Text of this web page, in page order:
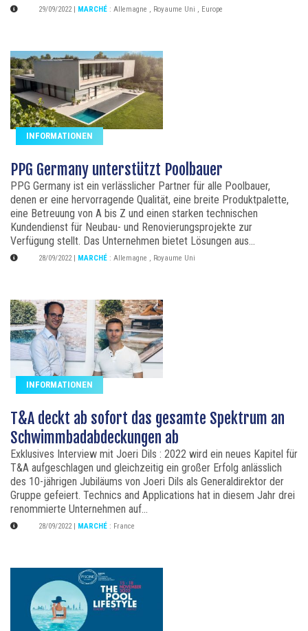
29/09/2022 MARCHÉ : Allemagne , Royaume Uni , Europe
INFORMATIONEN
PPG Germany unterstützt Poolbauer
PPG Germany ist ein verlässlicher Partner für alle Poolbauer,
denen er eine hervorragende Qualität, eine breite Produktpalette,
eine Betreuung von A bis Z und einen starken technischen
Kundendienst für Neubau- und Renovierungsprojekte zur
Verfügung stellt. Das Unternehmen bietet Lösungen aus...
28/09/2022 MARCHÉ : Allemagne , Royaume Uni
INFORMATIONEN
T&A deckt ab sofort das gesamte Spektrum an
Schwimmbadabdeckungen ab
Exklusives Interview mit Joeri Dils : 2022 wird ein neues Kapitel für
T&A aufgeschlagen und gleichzeitig ein großer Erfolg anlässlich
des 10-jährigen Jubiläums von Joeri Dils als Generaldirektor der
Gruppe gefeiert. Technics and Applications hat in diesem Jahr drei
renommierte Unternehmen auf...
28/09/2022 MARCHÉ : France